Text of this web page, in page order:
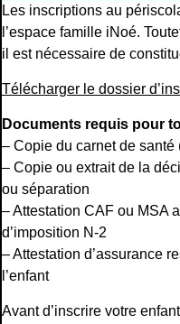
Les inscriptions au
l’espace famille iNoé.
il est nécessaire de
Télécharger le dossier
Documents requis pour
– Copie du carnet de santé
– Copie ou extrait de la
ou séparation
– Attestation CAF ou MSA
d’imposition N-2
– Attestation d’assurance
l’enfant
Avant d’inscrire votre